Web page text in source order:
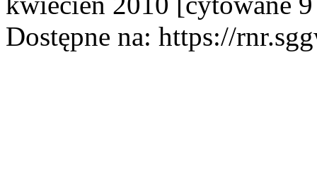
Dostępne na: https://